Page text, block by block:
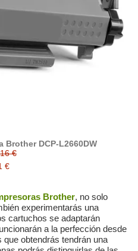
Brother DCP-L2660DW
€
€
Brother, no solo
experimentarás una
cartuchos se adaptarán
a la perfección desde
obtendrás tendrán una